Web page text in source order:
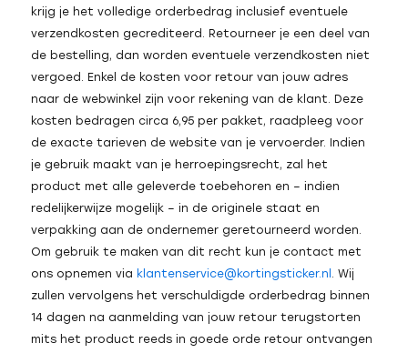
krijg je het volledige orderbedrag inclusief eventuele
verzendkosten gecrediteerd. Retourneer je een deel van
de bestelling, dan worden eventuele verzendkosten niet
vergoed. Enkel de kosten voor retour van jouw adres
naar de webwinkel zijn voor rekening van de klant. Deze
kosten bedragen circa 6,95 per pakket, raadpleeg voor
de exacte tarieven de website van je vervoerder. Indien
je gebruik maakt van je herroepingsrecht, zal het
product met alle geleverde toebehoren en – indien
redelijkerwijze mogelijk – in de originele staat en
verpakking aan de ondernemer geretourneerd worden.
Om gebruik te maken van dit recht kun je contact met
ons opnemen via klantenservice@kortingsticker.nl . Wij
zullen vervolgens het verschuldigde orderbedrag binnen
14 dagen na aanmelding van jouw retour terugstorten
mits het product reeds in goede orde retour ontvangen